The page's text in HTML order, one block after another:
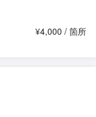
¥4,000 / 箇所